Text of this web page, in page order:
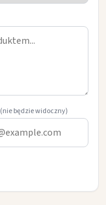
(nie będzie widoczny)